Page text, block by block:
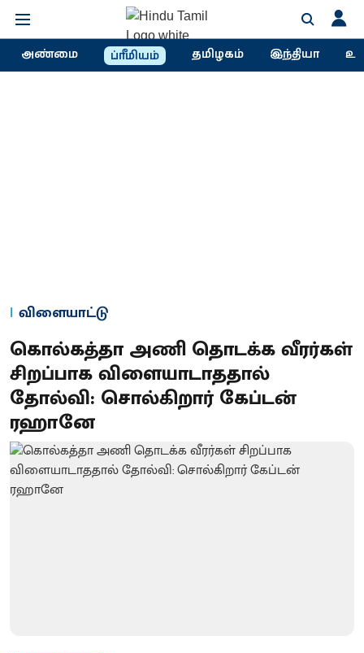
அண்மை ப்ரீமியம் தமிழகம் இந்தியா
விளையாட்டு
கொல்கத்தா அணி தொடக்க வீரர்கள்
சிறப்பாக விளையாடாததால்
தோல்வி: சொல்கிறார் கேப்டன்
ரஹானே